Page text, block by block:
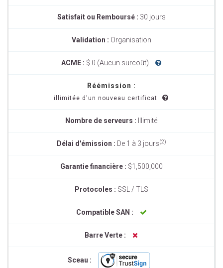
Satisfait ou Remboursé : 30 jours
Validation : Organisation
ACME : $ 0 (Aucun surcoût)
Réémission :
illimitée d'un nouveau certificat
Nombre de serveurs : Illimité
Délai d'émission : De 1 à 3 jours(2)
Garantie financière : $1,500,000
Protocoles : SSL / TLS
Compatible SAN :
Barre Verte :
Sceau :